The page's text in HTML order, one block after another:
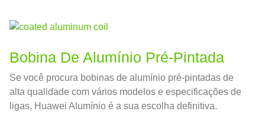
Bobina De Alumínio Pré-Pintada
Se você procura bobinas de alumínio pré-pintadas de
alta qualidade com vários modelos e especificações de
ligas, Huawei Alumínio é a sua escolha definitiva.